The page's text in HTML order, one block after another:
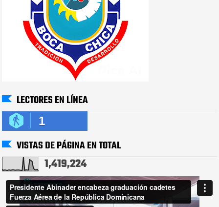
LECTORES EN LÍNEA
1
VISTAS DE PÁGINA EN TOTAL
1,419,224